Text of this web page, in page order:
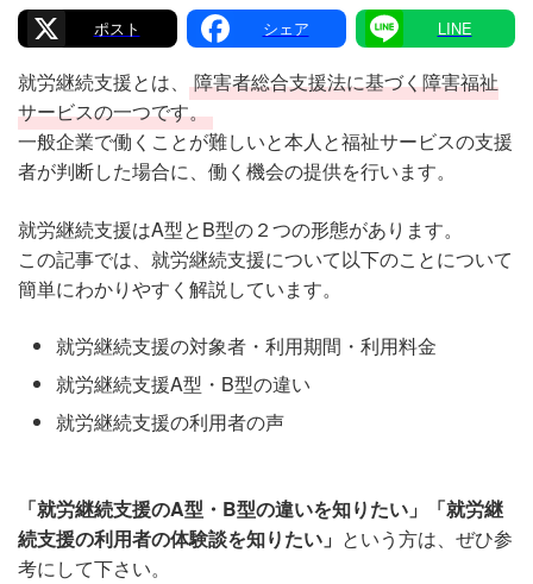
X FacebookLine
就労継続支援とは、
障害者総合支援法に基づく障害福祉
サービスの一つです。
一般企業で働くことが難しいと本人と福祉サービスの支援
者が判断した場合に、働く機会の提供を行います。
就労継続支援はA型とB型の２つの形態があります。
この記事では、就労継続支援について以下のことについて
簡単にわかりやすく解説しています。
就労継続支援の対象者・利用期間・利用料金
就労継続支援A型・B型の違い
就労継続支援の利用者の声
「就労継続支援のA型・B型の違いを知りたい」「就労継
続支援の利用者の体験談を知りたい」 という方は、ぜひ参
考にして下さい。